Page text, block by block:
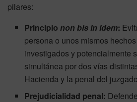
pilares:
Principio non bis in idem:
persona o unos mismos
investigados y potencialmente
simultánea por dos vías
Hacienda y la penal del
Prejudicialidad penal: